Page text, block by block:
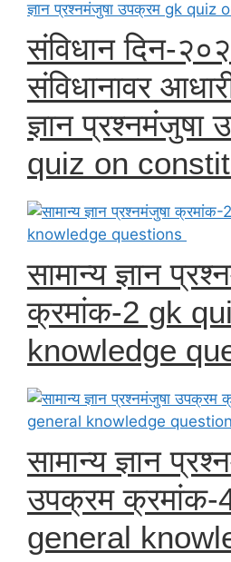
संविधान दिन-
संविधानावर
ज्ञान प्रश्नमंजुषा
quiz on
सामान्य ज्ञान
क्रमांक-2 gk
knowledge
सामान्य ज्ञान
उपक्रम क्रमांक-
general